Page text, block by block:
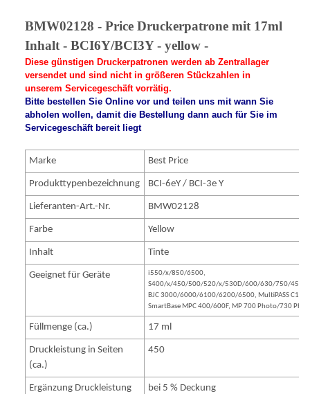
BMW02128 - Price Druckerpatrone mit 17ml
Inhalt - BCI6Y/BCI3Y - yellow -
Diese günstigen Druckerpatronen werden ab Zentrallager
versendet und sind nicht in größeren Stückzahlen in
unserem Servicegeschäft vorrätig.
Bitte bestellen Sie Online vor und teilen uns mit wann Sie
abholen wollen, damit die Bestellung dann auch für Sie im
Servicegeschäft bereit liegt
Marke Best Price
Produkttypenbezeichnung BCI-6eY / BCI-3e Y
Lieferanten-Art.-Nr. BMW02128
Farbe Yellow
Inhalt Tinte
Geeignet für Geräte
i550/x/850/6500,
S400/x/450/500/520/x/530D/600/630/750/
BJC 3000/6000/6100/6200/6500, MultiPASS C100,
SmartBase MPC 400/600F, MP 700 Photo/730
Füllmenge (ca.) 17 ml
Druckleistung in Seiten
(ca.)
450
Ergänzung Druckleistung bei 5 % Deckung